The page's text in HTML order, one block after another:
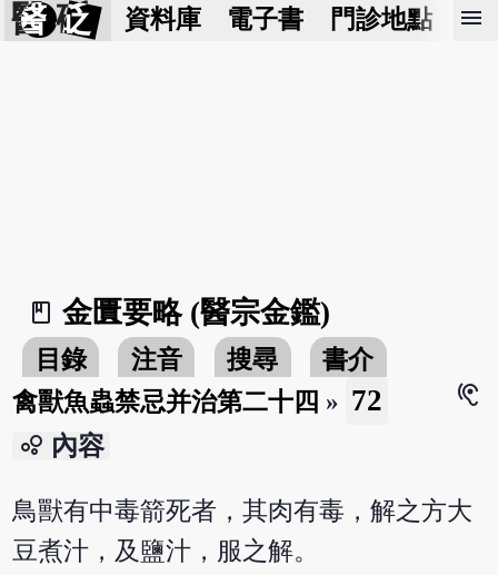
醫 砭 資料庫 電子書 門診地點 預
menu
book_2
金匱要略 (醫宗金鑑)
目錄 注音 搜尋
書介
禽獸魚蟲禁忌并治第二十四 » 72
hearing
bubble_chart 內容
鳥獸有中毒箭死者，其肉有毒，解之方大
豆煮汁，及鹽汁，服之解。